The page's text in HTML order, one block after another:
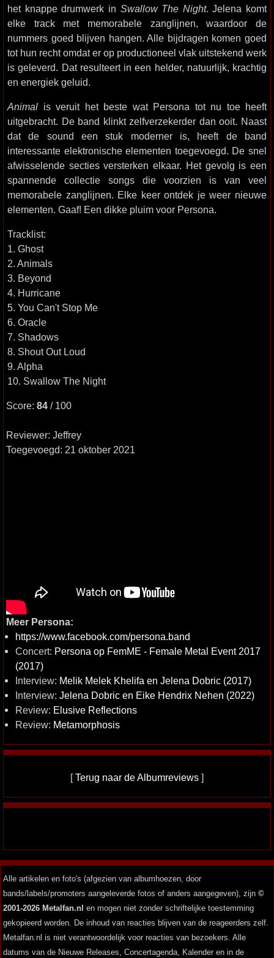
het knappe drumwerk in Swallow The Night. Jelena komt
elke track met memorabele zanglijnen, waardoor de
nummers goed blijven hangen. Alle bijdragen komen goed
tot hun recht omdat er op productioneel vlak uitstekend werk
is geleverd. Dat resulteert in een helder, natuurlijk, krachtig
en energiek geluid.
Animal is veruit het beste wat Persona tot nu toe heeft
uitgebracht. De band klinkt zelfverzekerder dan ooit. Naast
dat de sound een stuk moderner is, heeft de band
interessante elektronische elementen toegevoegd. De snel
afwisselende secties versterken elkaar. Het gevolg is een
spannende collectie songs die voorzien is van veel
memorabele zanglijnen. Elke keer ontdek je weer nieuwe
elementen. Gaaf! Een dikke pluim voor Persona.
Tracklist:
1. Ghost
2. Animals
3. Beyond
4. Hurricane
5. You Can't Stop Me
6. Oracle
7. Shadows
8. Shout Out Loud
9. Alpha
10. Swallow The Night
Score: 84 / 100
Reviewer: Jeffrey
Toegevoegd: 21 oktober 2021
Meer Persona:
https://www.facebook.com/persona.band
Concert: Persona op FemME - Female Metal Event 2017
(2017)
Interview: Melik Melek Khelifa en Jelena Dobric (2017)
Interview: Jelena Dobric en Eike Hendrix Nehen (2022)
Review: Elusive Reflections
Review: Metamorphosis
[Terug naar de Albumreviews ]
Alle artikelen en foto's (afgezien van albumhoezen, door
bands/labels/promoters aangeleverde fotos of anders aangegeven), zijn ©
2001-2026 Metalfan.nl en mogen niet zonder schriftelijke toestemming
gekopieerd worden. De inhoud van reacties blijven van de reageerders zelf.
Metalfan.nl is niet verantwoordelijk voor reacties van bezoekers. Alle
datums van de Nieuwe Releases, Concertagenda, Kalender en in de